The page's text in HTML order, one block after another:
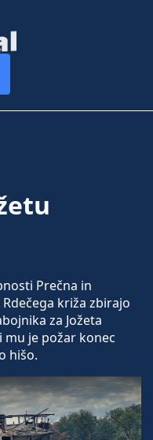
Prečna in
križa zbirajo
za Jožeta
mu je požar konec
hišo.